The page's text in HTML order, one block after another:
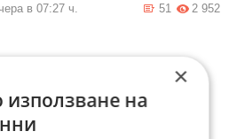
в 07:27 ч. 2 952
51
×
използване на